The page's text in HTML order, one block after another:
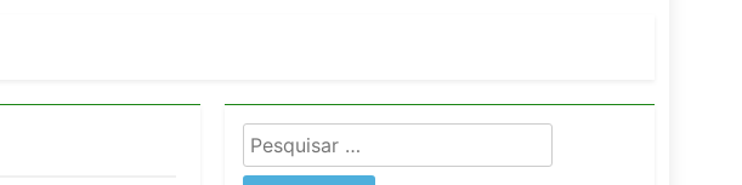
de lazer e corporativo
comando do Wyndham São Paulo Ibirapuera
do Embraer 195-E2
Pesquisar
por: